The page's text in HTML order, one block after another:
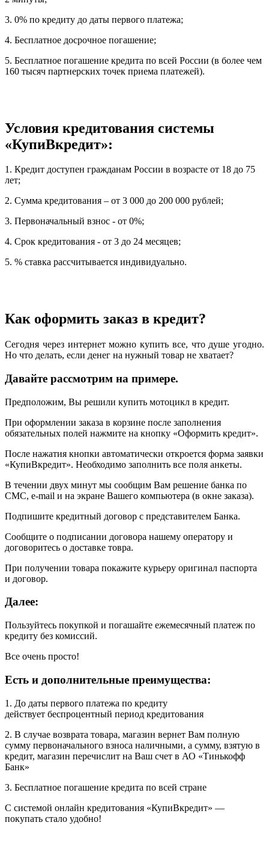
3. 0% по кредиту до даты первого платежа;
4. Бесплатное досрочное погашение;
5. Бесплатное погашение кредита по всей России (в более чем
160 тысяч партнерских точек приема платежей).
Условия кредитования системы
«КупиВкредит»:
1. Кредит доступен гражданам России в возрасте от 18 до 75
лет;
2. Сумма кредитования – от 3 000 до 200 000 рублей;
3. Первоначальный взнос - от 0%;
4. Срок кредитования - от 3 до 24 месяцев;
5. % ставка рассчитывается индивидуально.
Как оформить заказ в кредит?
Сегодня через интернет можно купить все, что душе угодно.
Но что делать, если денег на нужный товар не хватает?
Давайте рассмотрим на примере.
Предположим, Вы решили купить мотоцикл в кредит.
При оформлении заказа в корзине после заполнения
обязательных полей нажмите на кнопку «Оформить кредит».
После нажатия кнопки автоматически откроется форма заявки
«КупиВкредит». Необходимо заполнить все поля анкеты.
В течении двух минут мы сообщим Вам решение банка по
СМС, e-mail и на экране Вашего компьютера (в окне заказа).
Подпишите кредитный договор с представителем Банка.
Сообщите о подписании договора нашему оператору и
договоритесь о доставке товра.
При получении товара покажите курьеру оригинал паспорта
и договор.
Далее:
Пользуйтесь покупкой и погашайте ежемесячный платеж по
кредиту без комиссий.
Все очень просто!
Есть и дополнительные преимущества:
1. До даты первого платежа по кредиту
действует беспроцентный период кредитования
2. В случае возврата товара, магазин вернет Вам полную
сумму первоначального взноса наличными, а сумму, взятую в
кредит, магазин перечислит на Ваш счет в АО «Тинькофф
Банк»
3. Бесплатное погашение кредита по всей стране
С системой онлайн кредитования «КупиВкредит» —
покупать стало удобно!